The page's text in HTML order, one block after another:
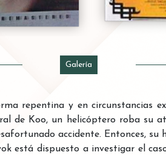
Galería
repentina y en circunstancias
de Koo, un helicóptero roba su
accidente. Entonces,
está dispuesto a investigar el